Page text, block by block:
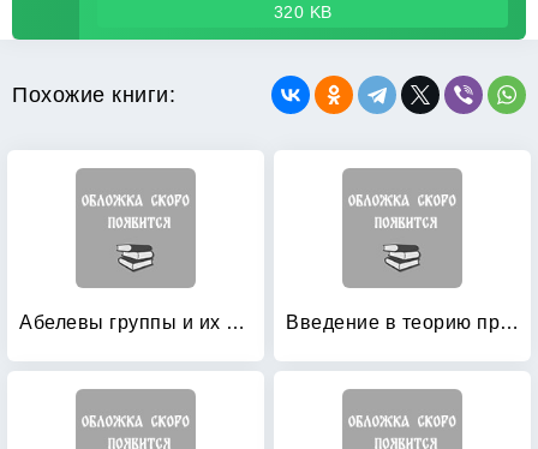
320 KB
Похожие книги:
Абелевы группы и их кольца эндоморфизмов: Выпуск 2 Введение в теорию представлений